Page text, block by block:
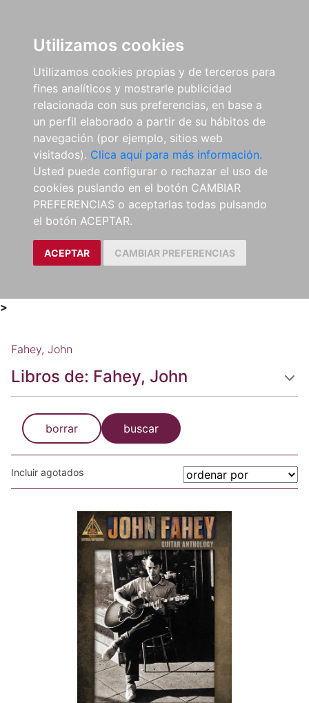
Utilizamos cookies
Utilizamos cookies propias y de terceros para
fines analíticos y mostrarle publicidad
relacionada con sus preferencias, en base a
un perfil elaborado a partir de su hábitos de
navegación (por ejemplo, sitios web
visitados). Clica aquí para más información.
Usted puede configurar o rechazar el uso de
cookies puslando en el botón CAMBIAR
PREFERENCIAS o aceptarlas todas pulsando
el botón ACEPTAR.
ACEPTAR CAMBIAR PREFERENCIAS
>
Fahey, John
Libros de: Fahey, John
borrar buscar
Incluir agotados